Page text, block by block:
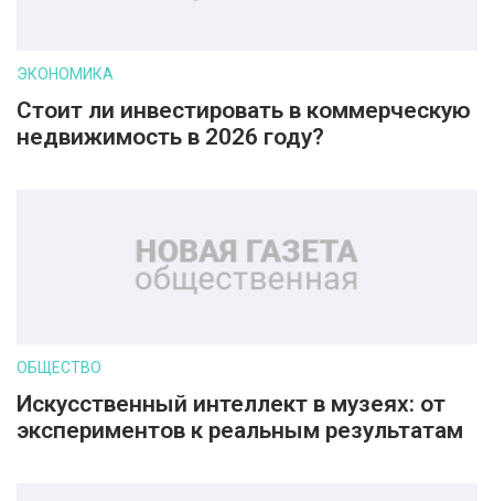
ЭКОНОМИКА
Стоит ли инвестировать в коммерческую
недвижимость в 2026 году?
ОБЩЕСТВО
Искусственный интеллект в музеях: от
экспериментов к реальным результатам